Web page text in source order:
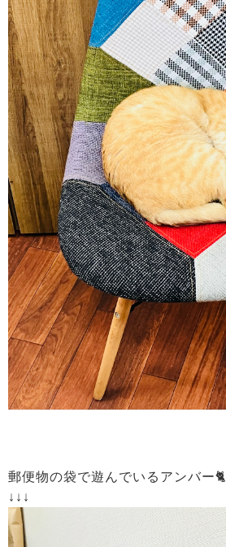
郵便物の袋で遊んでいるアンバー🐈
↓↓↓